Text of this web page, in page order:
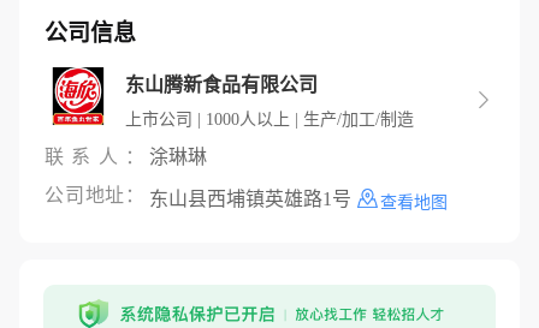
公司信息
东山腾新食品有限公司
上市公司 | 1000人以上 | 生产/加工/制造

联系人：
涂琳琳
公司地址：
东山县西埔镇英雄路1号 查看地图